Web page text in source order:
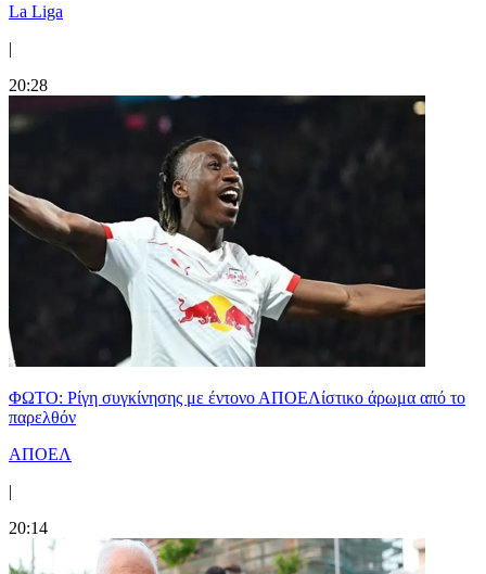
La Liga
|
20:28
ΦΩΤΟ: Ρίγη συγκίνησης με έντονο ΑΠΟΕΛίστικο άρωμα από το
παρελθόν
ΑΠΟΕΛ
|
20:14